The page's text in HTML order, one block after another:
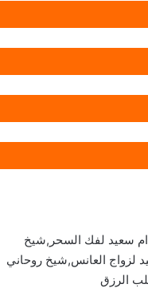
سعيد لفك السحر,شيخ
لزواج العانس,شيخ روحاني
الرزق